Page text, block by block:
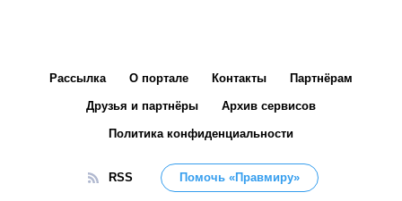
Рассылка О портале Контакты Партнёрам
Друзья и партнёры Архив сервисов
Политика конфиденциальности
RSS Помочь «Правмиру»